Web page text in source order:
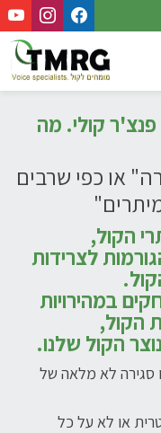
קולי. מה
או כפי שרבים
הקול,
לצרידות
במהירויות
הקול,
הקול שלנו.
סגירה לא מלאה של
או לא על כל